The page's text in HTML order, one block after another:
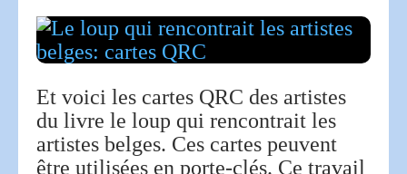
Et voici les cartes QRC des artistes
du livre le loup qui rencontrait les
artistes belges. Ces cartes peuvent
être utilisées en porte-clés. Ce travail